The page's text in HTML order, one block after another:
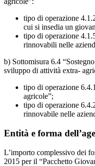
tipo di operazione
cui si insedia un
tipo di operazione
rinnovabili nelle
b) Sottomisura 6.4
sviluppo di attività extra-
tipo di operazione
agricole”;
tipo di operazione
rinnovabile nelle
Entità e forma
L’importo complessivo dei
2015 per il “Pacchetto